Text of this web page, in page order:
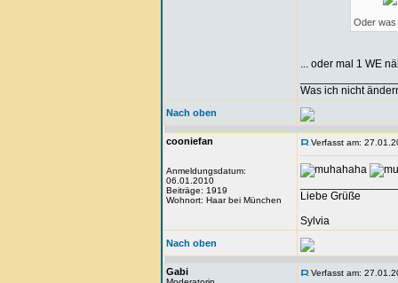
Oder was
... oder mal 1 WE
Was ich nicht
Nach oben
cooniefan
Anmeldungsdatum:
06.01.2010
Beiträge: 1919
Wohnort: Haar bei München
Verfasst am:
Liebe Grüße
Sylvia
Nach oben
Gabi Verfasst am: